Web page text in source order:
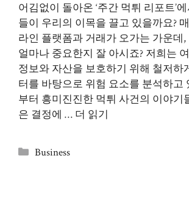
어김없이 돌아온 ‘주간 먹튀 리포트’
들이 우리의 이목을 끌고 있을까요?
라인 플랫폼과 거래가 오가는 가운데,
얼마나 중요한지 잘 아시죠? 저희는
정보와 자산을 보호하기 위해 철저하
터를 바탕으로 위험 요소를 분석하고
부터 흥미진진한 먹튀 사건의 이야기
은 결정에 … 더 읽기
카
Business